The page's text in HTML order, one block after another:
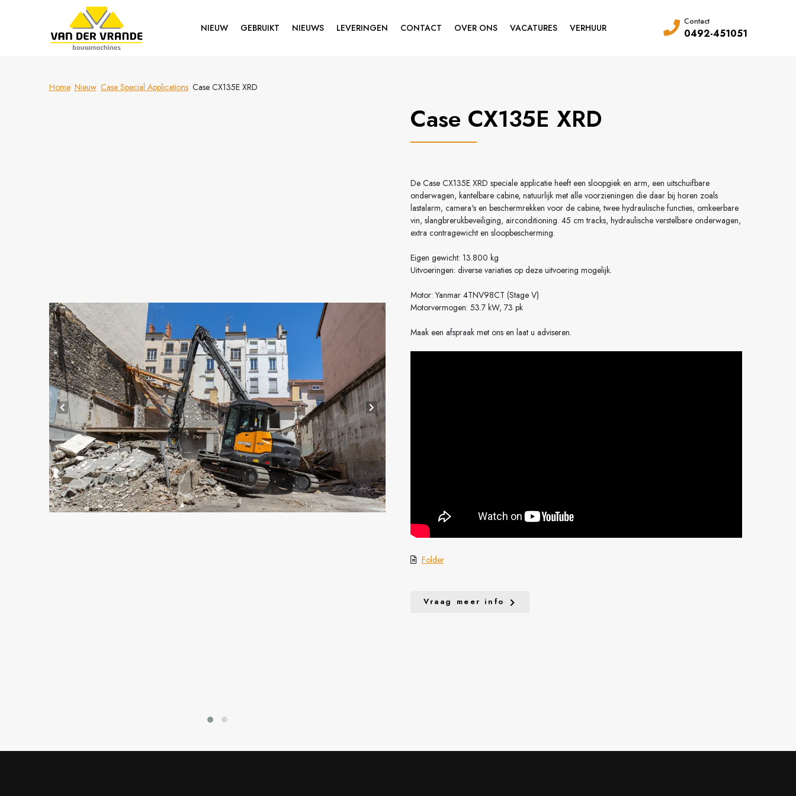
NIEUW GEBRUIKT NIEUWS LEVERINGEN CONTACT OVER ONS VACATURES VERHUUR
Contact
0492-451051
Home Nieuw Case Special Applications Case CX135E XRD
Case CX135E XRD
De Case CX135E XRD speciale applicatie heeft een sloopgiek en arm, een uitschuifbare
onderwagen, kantelbare cabine, natuurlijk met alle voorzieningen die daar bij horen zoals
lastalarm, camera's en beschermrekken voor de cabine, twee hydraulische functies, omkeerbare
vin, slangbrerukbeveiliging, airconditioning. 45 cm tracks, hydraulische verstelbare onderwagen,
extra contragewicht en sloopbescherming.
Eigen gewicht: 13.800 kg
Uitvoeringen: diverse variaties op deze uitvoering mogelijk.
Motor: Yanmar 4TNV98CT (Stage V)
Motorvermogen: 53.7 kW, 73 pk
Maak een afspraak met ons en laat u adviseren.
Folder
Vraag meer info